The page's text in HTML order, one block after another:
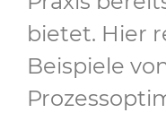
bietet. Hier
Beispiele